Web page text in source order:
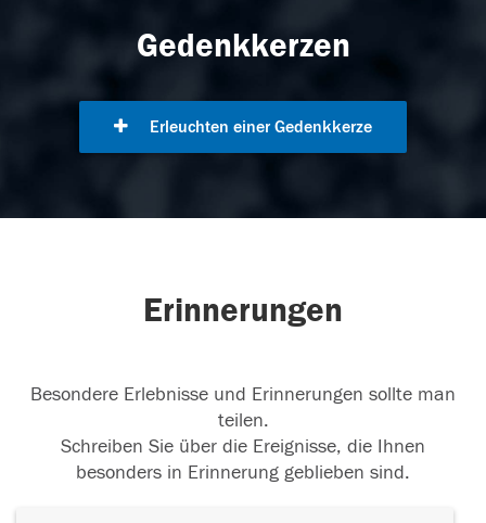
Gedenkkerzen
Erleuchten einer Gedenkkerze
Erinnerungen
Besondere Erlebnisse und Erinnerungen sollte man
teilen.
Schreiben Sie über die Ereignisse, die Ihnen
besonders in Erinnerung geblieben sind.